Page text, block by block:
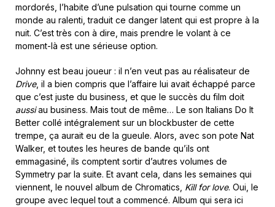
mordorés, l’habite d’une pulsation qui tourne comme un
monde au ralenti, traduit ce danger latent qui est propre à la
nuit. C’est très con à dire, mais prendre le volant à ce
moment-là est une sérieuse option.
Johnny est beau joueur : il n’en veut pas au réalisateur de
Drive, il a bien compris que l’affaire lui avait échappé parce
que c’est juste du business, et que le succès du film doit
aussiau business. Mais tout de même… Le son Italians Do It
Better collé intégralement sur un blockbuster de cette
trempe, ça aurait eu de la gueule. Alors, avec son pote Nat
Walker, et toutes les heures de bande qu’ils ont
emmagasiné, ils comptent sortir d’autres volumes de
Symmetry par la suite. Et avant cela, dans les semaines qui
viennent, le nouvel album de Chromatics, Kill for love. Oui, le
groupe avec lequel tout a commencé. Album qui sera ici